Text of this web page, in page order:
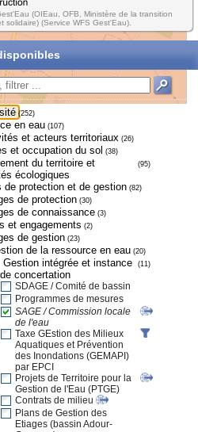
(OIEau, OFB, Ministère de la transition
solidaire) (Service WFS Gest'Eau).
(252)
en eau (107)
et acteurs territoriaux (26)
et occupation du sol (38)
du territoire et
écologiques
(95)
de protection et de gestion (82)
de protection (30)
de connaissance (3)
et engagements (2)
de gestion (23)
de la ressource en eau (20)
Gestion intégrée et instance
de concertation
(11)
SDAGE / Comité de bassin
Programmes de mesures
SAGE / Commission locale
de l'eau
Taxe GEstion des Milieux
Aquatiques et Prévention
des Inondations (GEMAPI)
par EPCI
Projets de Territoire pour la
Gestion de l'Eau (PTGE)
Contrats de milieu
Plans de Gestion des
Etiages (bassin Adour-